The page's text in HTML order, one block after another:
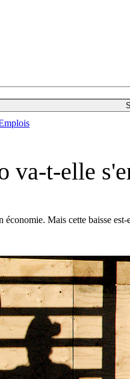
va-t-elle
Mais cette baisse